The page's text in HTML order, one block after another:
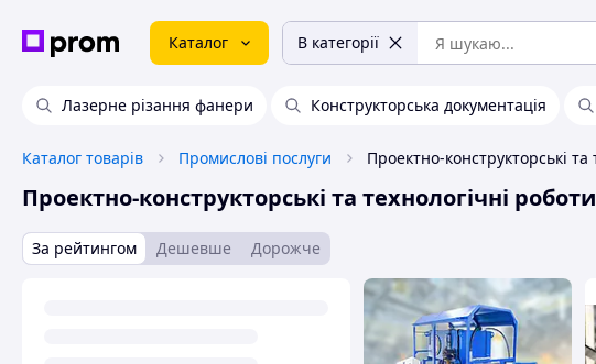
Каталог В категорії
Лазерне різання фанери Конструкторська документація
Каталог товарів Промислові послуги
Проектно-конструкторські та технологічні роботи
За рейтингом Дешевше Дорожче